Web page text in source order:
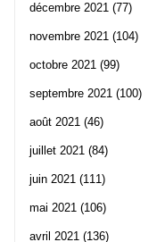
décembre 2021 (77)
novembre 2021 (104)
octobre 2021 (99)
septembre 2021 (100)
août 2021 (46)
juillet 2021 (84)
juin 2021 (111)
mai 2021 (106)
avril 2021 (136)